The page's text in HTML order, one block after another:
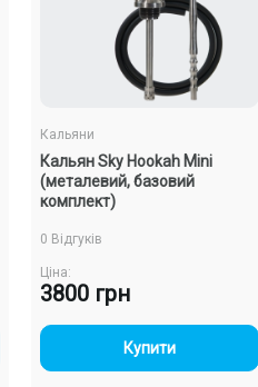
Кальяни
Кальян Sky Hookah Mini
(металевий, базовий
комплект)
0 Відгуків
Ціна:
3800 грн
- +
Купити